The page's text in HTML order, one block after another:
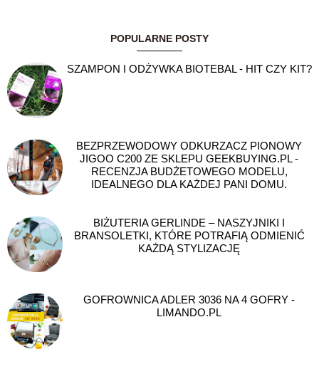
POPULARNE POSTY
SZAMPON I ODŻYWKA BIOTEBAL - HIT CZY KIT?
BEZPRZEWODOWY ODKURZACZ PIONOWY
JIGOO C200 ZE SKLEPU GEEKBUYING.PL -
RECENZJA BUDŻETOWEGO MODELU,
IDEALNEGO DLA KAŻDEJ PANI DOMU.
BIŻUTERIA GERLINDE – NASZYJNIKI I
BRANSOLETKI, KTÓRE POTRAFIĄ ODMIENIĆ
KAŻDĄ STYLIZACJĘ
GOFROWNICA ADLER 3036 NA 4 GOFRY -
LIMANDO.PL